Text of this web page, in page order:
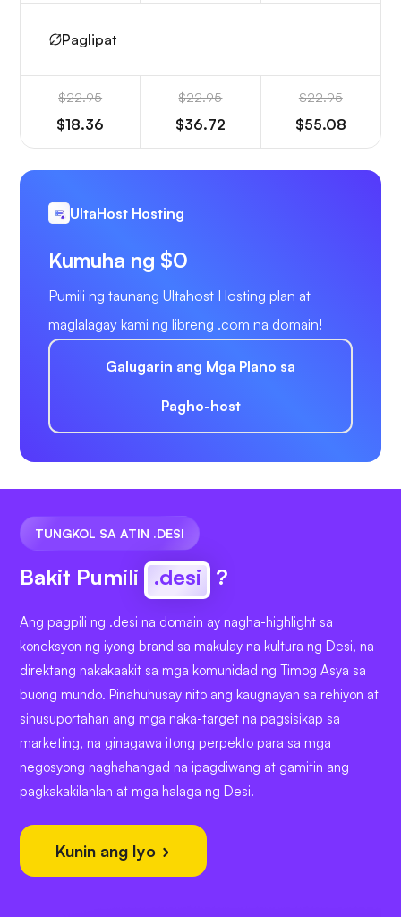
Paglipat
$22.95
$18.36
$22.95
$36.72
$22.95
$55.08
UltaHost Hosting
Kumuha ng $0
Pumili ng taunang Ultahost Hosting plan at
maglalagay kami ng libreng .com na domain!
Galugarin ang Mga Plano sa
Pagho-host
TUNGKOL SA ATIN .DESI
Bakit Pumili .desi ?
Ang pagpili ng .desi na domain ay nagha-highlight sa
koneksyon ng iyong brand sa makulay na kultura ng Desi, na
direktang nakakaakit sa mga komunidad ng Timog Asya sa
buong mundo. Pinahuhusay nito ang kaugnayan sa rehiyon at
sinusuportahan ang mga naka-target na pagsisikap sa
marketing, na ginagawa itong perpekto para sa mga
negosyong naghahangad na ipagdiwang at gamitin ang
pagkakakilanlan at mga halaga ng Desi.
Kunin ang Iyo